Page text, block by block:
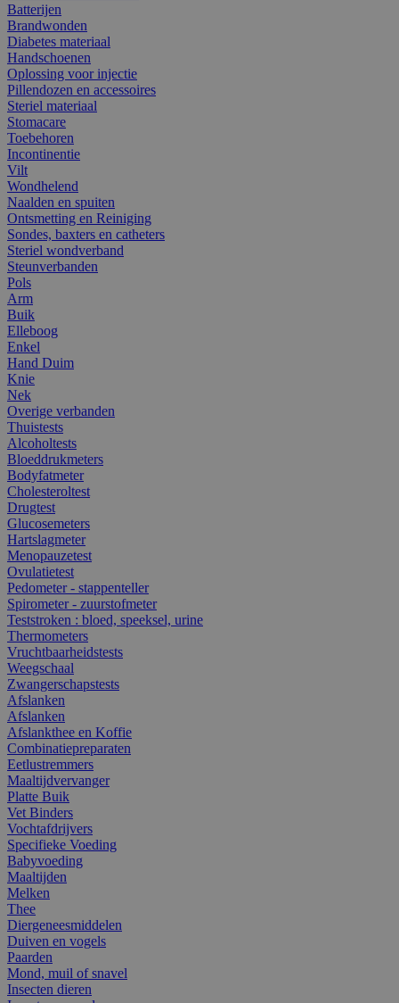
Batterijen
Brandwonden
Diabetes materiaal
Handschoenen
Oplossing voor injectie
Pillendozen en accessoires
Steriel materiaal
Stomacare
Toebehoren
Incontinentie
Vilt
Wondhelend
Naalden en spuiten
Ontsmetting en Reiniging
Sondes, baxters en catheters
Steriel wondverband
Steunverbanden
Pols
Arm
Buik
Elleboog
Enkel
Hand Duim
Knie
Nek
Overige verbanden
Thuistests
Alcoholtests
Bloeddrukmeters
Bodyfatmeter
Cholesteroltest
Drugtest
Glucosemeters
Hartslagmeter
Menopauzetest
Ovulatietest
Pedometer - stappenteller
Spirometer - zuurstofmeter
Teststroken : bloed, speeksel, urine
Thermometers
Vruchtbaarheidstests
Weegschaal
Zwangerschapstests
Afslanken
Afslanken
Afslankthee en Koffie
Combinatiepreparaten
Eetlustremmers
Maaltijdvervanger
Platte Buik
Vet Binders
Vochtafdrijvers
Specifieke Voeding
Babyvoeding
Maaltijden
Melken
Thee
Diergeneesmiddelen
Duiven en vogels
Paarden
Mond, muil of snavel
Insecten dieren